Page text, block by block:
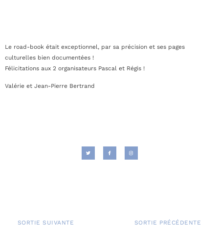
Le road-book était exceptionnel, par sa précision et ses pages
culturelles bien documentées !
Félicitations aux 2 organisateurs Pascal et Régis !
Valérie et Jean-Pierre Bertrand
SORTIE SUIVANTE SORTIE PRÉCÉDENTE